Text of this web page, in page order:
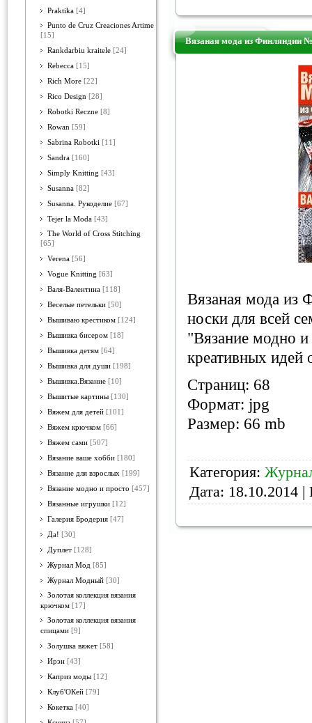
Praktika [4]
Punto de Cruz Creaciones Artime
[15]
Rankdarbiu kraitele [24]
Rebecca [15]
Rich More [22]
Rico Design [28]
Robotki Reczne [8]
Rowan [59]
Sabrina Robotki [11]
Sandra [160]
Simply Knitting [43]
Susanna [82]
Susanna. Рукоделие [67]
Tejer la Moda [43]
The World of Cross Stitching
[65]
Verena [56]
Vogue Knitting [63]
Валя-Валентина [118]
Веселые петельки [50]
Вышиваю крестиком [124]
Вышивка бисером [18]
Вышивка детям [64]
Вышивка для души [198]
Вышивка.Вязание [10]
Вышитые картины [130]
Вяжем для детей [101]
Вяжем крючком [66]
Вяжем сами [507]
Вязание ваше хобби [180]
Вязание для взрослых [199]
Вязание модно и просто [457]
Вязанные игрушки [12]
Галерия Бродерия [47]
Да! [30]
Дуплет [128]
Журнал Мод [85]
Журнал Модный [30]
Золотая коллекция вязания
крючком [17]
Золотая коллекция вязания
спицами [9]
Золушка вяжет [58]
Ирэн [43]
Каприз моды [12]
Клуб'ОКей [79]
Кокетка [40]
Вязаная мода из Финляндии
Вязаная мода из
носки для всей
"Вязание модно
креативных идей
Страниц: 68
Формат: jpg
Размер: 66 mb
Категория:
Дата: 18.10.2014 |